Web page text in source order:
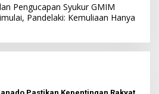
Pengucapan Syukur GMIM
Pandelaki: Kemuliaan Hanya